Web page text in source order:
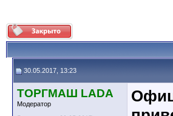
30.05.2017, 13:23
ТОРГМАШ LADA
Модератор